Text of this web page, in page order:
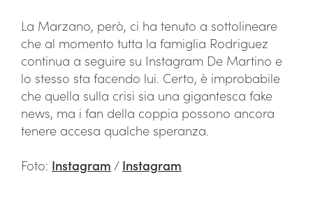
La Marzano, però, ci ha tenuto a sottolineare
che al momento tutta la famiglia Rodriguez
continua a seguire su Instagram De Martino e
lo stesso sta facendo lui. Certo, è improbabile
che quella sulla crisi sia una gigantesca fake
news, ma i fan della coppia possono ancora
tenere accesa qualche speranza.
Foto: Instagram / Instagram